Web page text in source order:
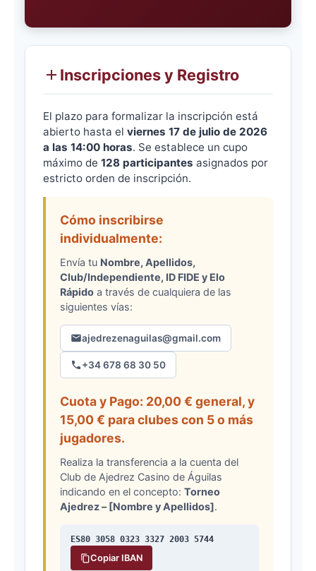
Inscripciones y Registro
El plazo para formalizar la inscripción está
abierto hasta el viernes 17 de julio de 2026
a las 14:00 horas. Se establece un cupo
máximo de 128 participantes asignados por
estricto orden de inscripción.
Cómo inscribirse
individualmente:
Envía tu Nombre, Apellidos,
Club/Independiente, ID FIDE y Elo
Rápido a través de cualquiera de las
siguientes vías:
ajedrezenaguilas@gmail.com
+34 678 68 30 50
Cuota y Pago: 20,00 € general, y
15,00 € para clubes con 5 o más
jugadores.
Realiza la transferencia a la cuenta del
Club de Ajedrez Casino de Águilas
indicando en el concepto: Torneo
Ajedrez – [Nombre y Apellidos].
ES80 3058 0323 3327 2003 5744
Copiar IBAN